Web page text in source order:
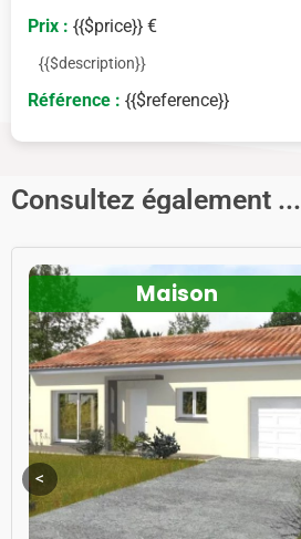
Prix : {{$price}} €
{{$description}}
Référence : {{$reference}}
Consultez également ...
<
Maison